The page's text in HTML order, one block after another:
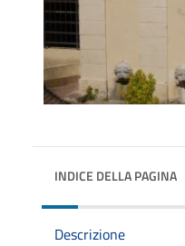
INDICE DELLA PAGINA
Descrizione